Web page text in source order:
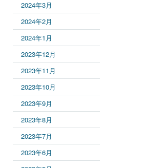
2024年3月
2024年2月
2024年1月
2023年12月
2023年11月
2023年10月
2023年9月
2023年8月
2023年7月
2023年6月